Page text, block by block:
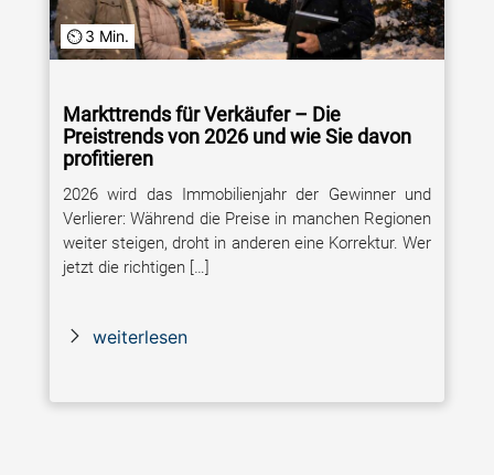
3 Min.
Markttrends für Verkäufer – Die
Preistrends von 2026 und wie Sie davon
profitieren
2026 wird das Immobilienjahr der Gewinner und
Verlierer: Während die Preise in manchen Regionen
weiter steigen, droht in anderen eine Korrektur. Wer
jetzt die richtigen […]
weiterlesen